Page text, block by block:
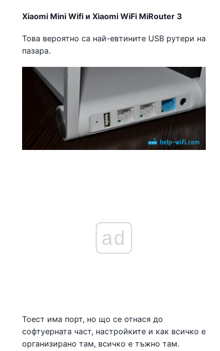
Xiaomi Mini Wifi и Xiaomi WiFi MiRouter 3
Това вероятно са най-евтините USB рутери на
пазара.
ad
Тоест има порт, но що се отнася до
софтуерната част, настройките и как всичко е
организирано там, всичко е тъжно там.